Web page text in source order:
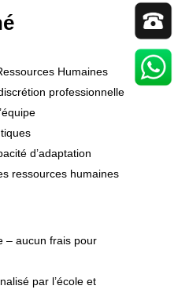
Humaines
professionnelle
d’adaptation
ressources humaines
– aucun frais pour
par l’école et